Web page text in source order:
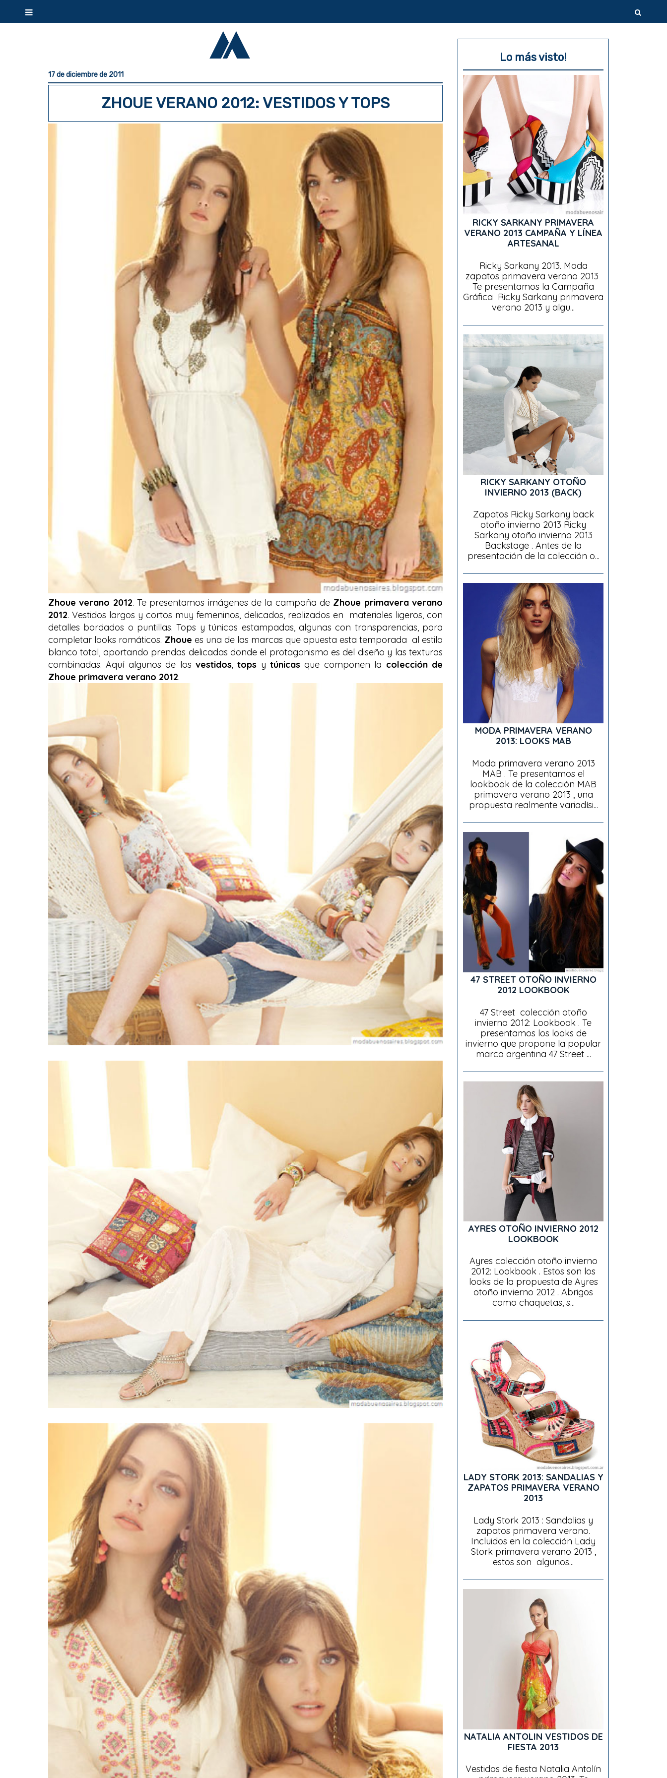
17 de diciembre de 2011
ZHOUE VERANO 2012: VESTIDOS Y TOPS
Zhoue verano 2012. Te presentamos imágenes de la campaña de Zhoue primavera verano
2012. Vestidos largos y cortos muy femeninos, delicados, realizados en materiales ligeros, con
detalles bordados o puntillas. Tops y túnicas estampadas, algunas con transparencias, para
completar looks romáticos. Zhoue es una de las marcas que apuesta esta temporada al estilo
blanco total, aportando prendas delicadas donde el protagonismo es del diseño y las texturas
combinadas. Aquí algunos de los vestidos,tops ytúnicas que componen la colección de
Zhoue primavera verano 2012.
Lo más visto!
RICKY SARKANY PRIMAVERA
VERANO 2013 CAMPAÑA Y LÍNEA
ARTESANAL
Ricky Sarkany 2013. Moda
zapatos primavera verano 2013
Te presentamos la Campaña
Gráfica Ricky Sarkany primavera
verano 2013 y algu...
RICKY SARKANY OTOÑO
INVIERNO 2013 (BACK)
Zapatos Ricky Sarkany back
otoño invierno 2013 Ricky
Sarkany otoño invierno 2013
Backstage . Antes de la
presentación de la colección o...
MODA PRIMAVERA VERANO
2013: LOOKS MAB
Moda primavera verano 2013
MAB . Te presentamos el
lookbook de la colección MAB
primavera verano 2013 , una
propuesta realmente variadísi...
47 STREET OTOÑO INVIERNO
2012 LOOKBOOK
47 Street colección otoño
invierno 2012: Lookbook . Te
presentamos los looks de
invierno que propone la popular
marca argentina 47 Street ...
AYRES OTOÑO INVIERNO 2012
LOOKBOOK
Ayres colección otoño invierno
2012: Lookbook . Estos son los
looks de la propuesta de Ayres
otoño invierno 2012 . Abrigos
como chaquetas, s...
LADY STORK 2013: SANDALIAS Y
ZAPATOS PRIMAVERA VERANO
2013
Lady Stork 2013 : Sandalias y
zapatos primavera verano.
Incluidos en la colección Lady
Stork primavera verano 2013 ,
estos son algunos...
NATALIA ANTOLIN VESTIDOS DE
FIESTA 2013
Vestidos de fiesta Natalia Antolín